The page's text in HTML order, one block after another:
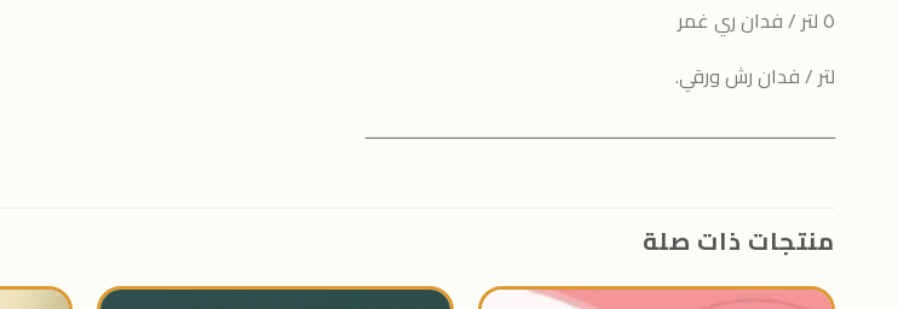
٥ لتر / فدان ري غمر
لتر / فدان رش ورقي.
ـــــــــــــــــــــــــــــــــــــــــــــــــــــــــــــــــــــــــــــــــــــــــــــــــ
منتجات ذات صلة